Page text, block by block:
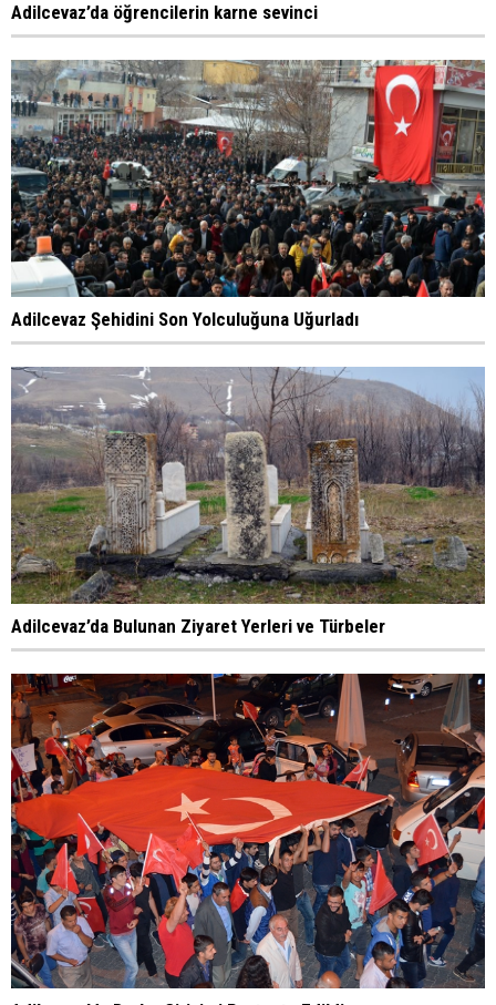
Adilcevaz’da öğrencilerin karne sevinci
Adilcevaz Şehidini Son Yolculuğuna Uğurladı
Adilcevaz’da Bulunan Ziyaret Yerleri ve Türbeler